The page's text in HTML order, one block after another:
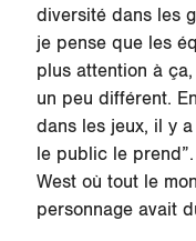
diversité dans les
je pense que les
plus attention à
un peu différent.
dans les jeux, il y
le public le
West où tout le
personnage avait